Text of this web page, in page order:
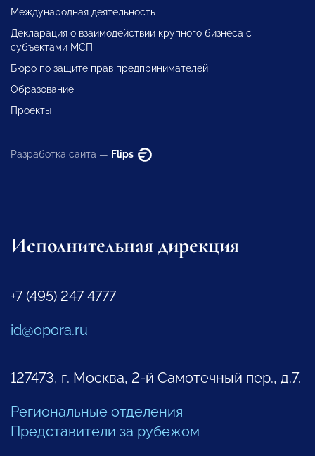
Международная деятельность
Декларация о взаимодействии крупного бизнеса с
субъектами МСП
Бюро по защите прав предпринимателей
Образование
Проекты
Разработка сайта — Flips
Исполнительная дирекция
+7 (495) 247 4777
id@opora.ru
127473, г. Москва, 2-й Самотечный пер., д.7.
Региональные отделения
Представители за рубежом